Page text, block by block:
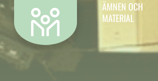
ÄMNEN OCH
MATERIAL
Vill du kontakta oss? Då är det hit du ska.